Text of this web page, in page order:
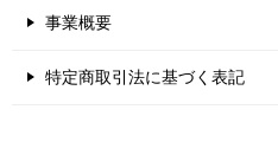
事業概要
特定商取引法に基づく表記